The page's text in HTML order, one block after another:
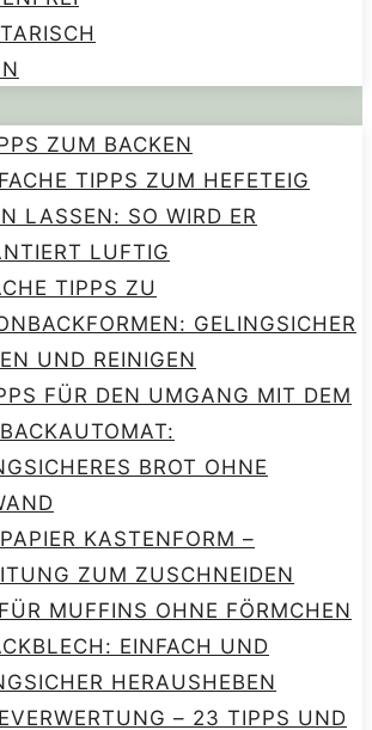
ZUM BACKEN
TIPPS ZUM HEFETEIG
LASSEN: SO WIRD ER
LUFTIG
TIPPS ZU
GELINGSICHER
UND REINIGEN
FÜR DEN UMGANG MIT DEM
BROT OHNE
KASTENFORM –
ZUM ZUSCHNEIDEN
MUFFINS OHNE FÖRMCHEN
EINFACH UND
HERAUSHEBEN
– 23 TIPPS UND